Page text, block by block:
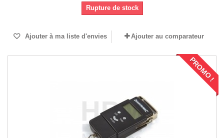
Rupture de stock
Ajouter à ma liste d'envies Ajouter au comparateur
PROMO !